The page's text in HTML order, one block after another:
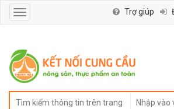
Toggle
navigation
Trợ giúp